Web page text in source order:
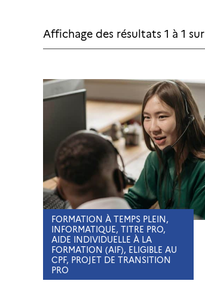
Affichage des résultats 1 à 1 sur
FORMATION À TEMPS PLEIN,
INFORMATIQUE, TITRE PRO,
AIDE INDIVIDUELLE À LA
FORMATION (AIF), ELIGIBLE AU
CPF, PROJET DE TRANSITION
PRO